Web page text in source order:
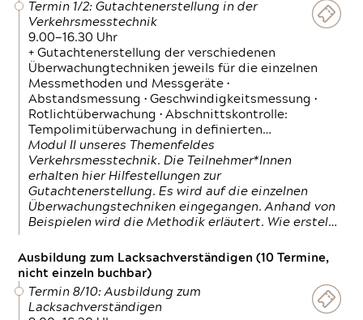
Termin 1/2: Gutachtenerstellung in der
Verkehrsmesstechnik
9.00—16.30 Uhr
+ Gutachtenerstellung der verschiedenen
Überwachungtechniken jeweils für die einzelnen
Messmethoden und Messgeräte •
Abstandsmessung • Geschwindigkeitsmessung •
Rotlichtüberwachung • Abschnittskontrolle:
Tempolimitüberwachung in definierten…
Modul II unseres Themenfeldes
Verkehrsmesstechnik. Die Teilnehmer*Innen
erhalten hier Hilfestellungen zur
Gutachtenerstellung. Es wird auf die einzelnen
Überwachungstechniken eingegangen. Anhand von
Beispielen wird die Methodik erläutert. Wie erstel…
Ausbildung zum Lacksachverständigen (10 Termine,
nicht einzeln buchbar)
Termin 8/10: Ausbildung zum
Lacksachverständigen